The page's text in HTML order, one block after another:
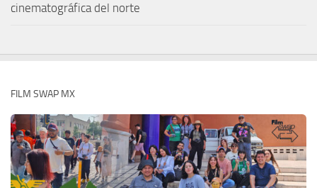
cinematográfica del norte
FILM SWAP MX